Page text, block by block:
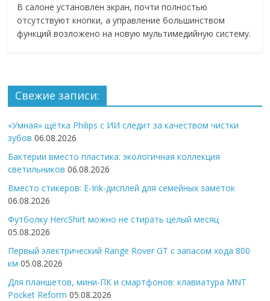
В салоне установлен экран, почти полностью
отсутствуют кнопки, а управление большинством
функций возложено на новую мультимедийную систему.
Свежие записи:
«Умная» щётка Philips с ИИ следит за качеством чистки
зубов 06.08.2026
Бактерии вместо пластика: экологичная коллекция
светильников 06.08.2026
Вместо стикеров: E-Ink-дисплей для семейных заметок
06.08.2026
Футболку HercShirt можно не стирать целый месяц
05.08.2026
Первый электрический Range Rover GT с запасом хода 800
км 05.08.2026
Для планшетов, мини-ПК и смартфонов: клавиатура MNT
Pocket Reform 05.08.2026